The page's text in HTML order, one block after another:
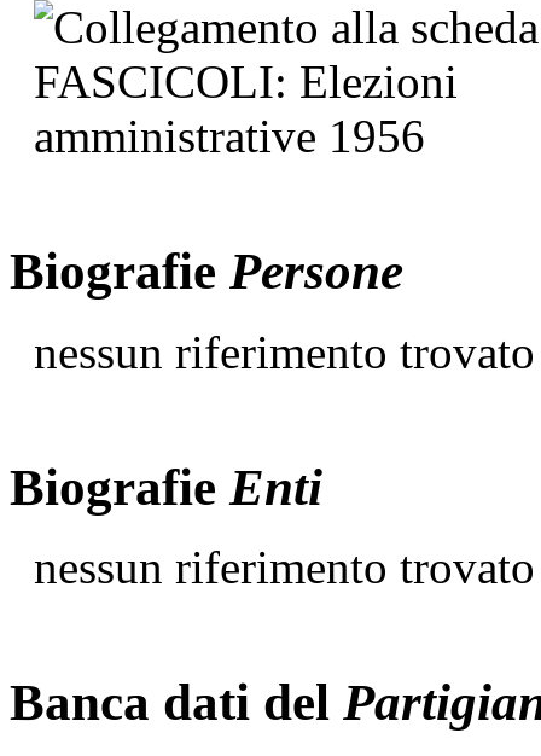
Biografie Persone
nessun riferimento trovato
Biografie Enti
nessun riferimento trovato
Banca dati del